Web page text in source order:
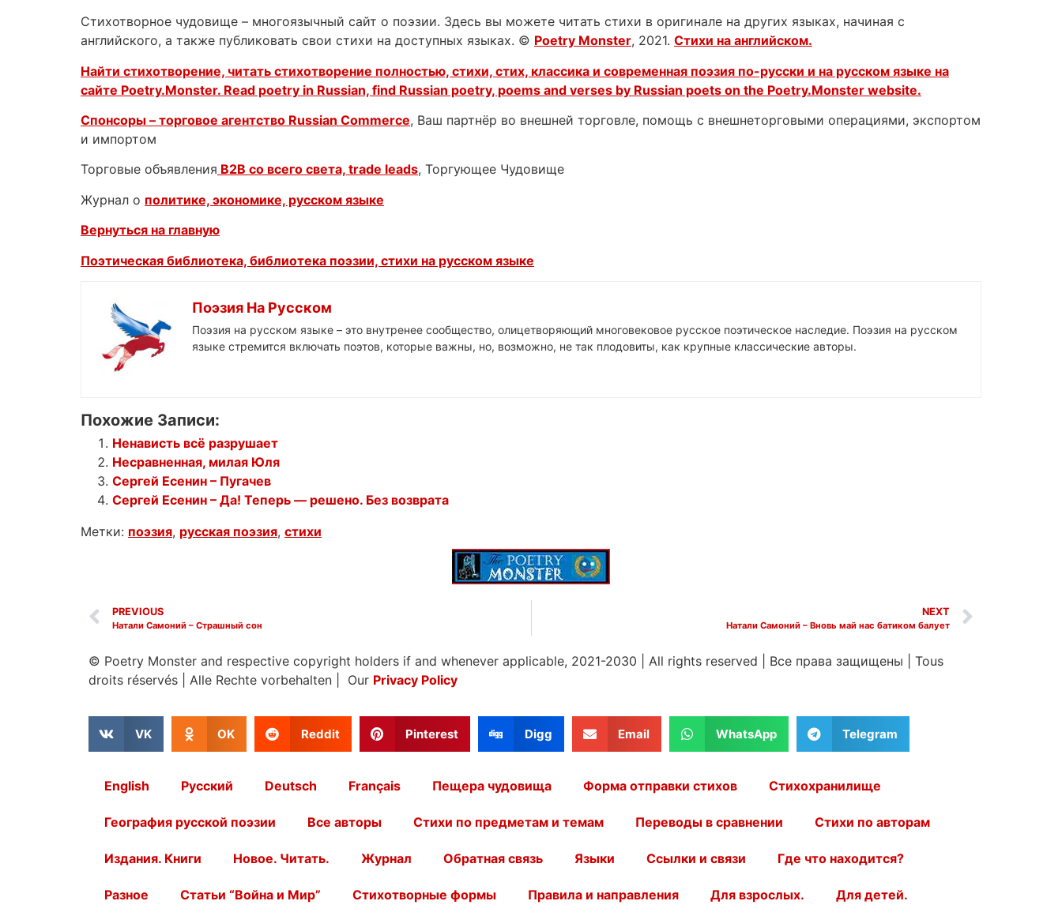
Стихотворное чудовище – многоязычный сайт о поэзии. Здесь вы можете читать стихи в оригинале на других языках, начиная с
английского, а также публиковать свои стихи на доступных языках. © Poetry Monster, 2021. Стихи на английском.
Найти стихотворение, читать стихотворение полностью, стихи, стих, классика и современная поэзия по-русски и на русском языке на
сайте Poetry.Monster. Read poetry in Russian, find Russian poetry, poems and verses by Russian poets on the Poetry.Monster website.
Спонсоры – торговое агентство Russian Commerce, Ваш партнёр во внешней торговле, помощь с внешнеторговыми операциями, экспортом
и импортом
Торговые объявления B2B со всего света, trade leads, Торгующее Чудовище
Журнал о политике, экономике, русском языке
Вернуться на главную
Поэтическая библиотека, библиотека поэзии, стихи на русском языке
Поэзия На Русском
Поэзия на русском языке – это внутренее сообщество, олицетворяющий многовековое русское поэтическое наследие. Поэзия на русском
языке стремится включать поэтов, которые важны, но, возможно, не так плодовиты, как крупные классические авторы.
Похожие Записи:
Ненависть всё разрушает
Несравненная, милая Юля
Сергей Есенин – Пугачев
Сергей Есенин – Да! Теперь — решено. Без возврата
Метки: поэзия, русская поэзия, стихи
PREVIOUS
Натали Самоний – Страшный сон
NEXT
Натали Самоний – Вновь май нас батиком балует
© Poetry Monster and respective copyright holders if and whenever applicable, 2021-2030 All rights reserved Все права защищены
Tous
droits réservés
Alle Rechte vorbehalten | Our Privacy Policy
VK OK Reddit Pinterest Digg Email WhatsApp Telegram
English Русский Deutsch Français Пещера чудовища Форма отправки стихов Стихохранилище
География русской поэзии Все авторы Стихи по предметам и темам Переводы в сравнении Стихи по авторам
Издания. Книги Новое. Читать. Журнал Обратная связь Языки Ссылки и связи Где что находится?
Разное Статьи “Война и Мир” Стихотворные формы Правила и направления Для взрослых. Для детей.